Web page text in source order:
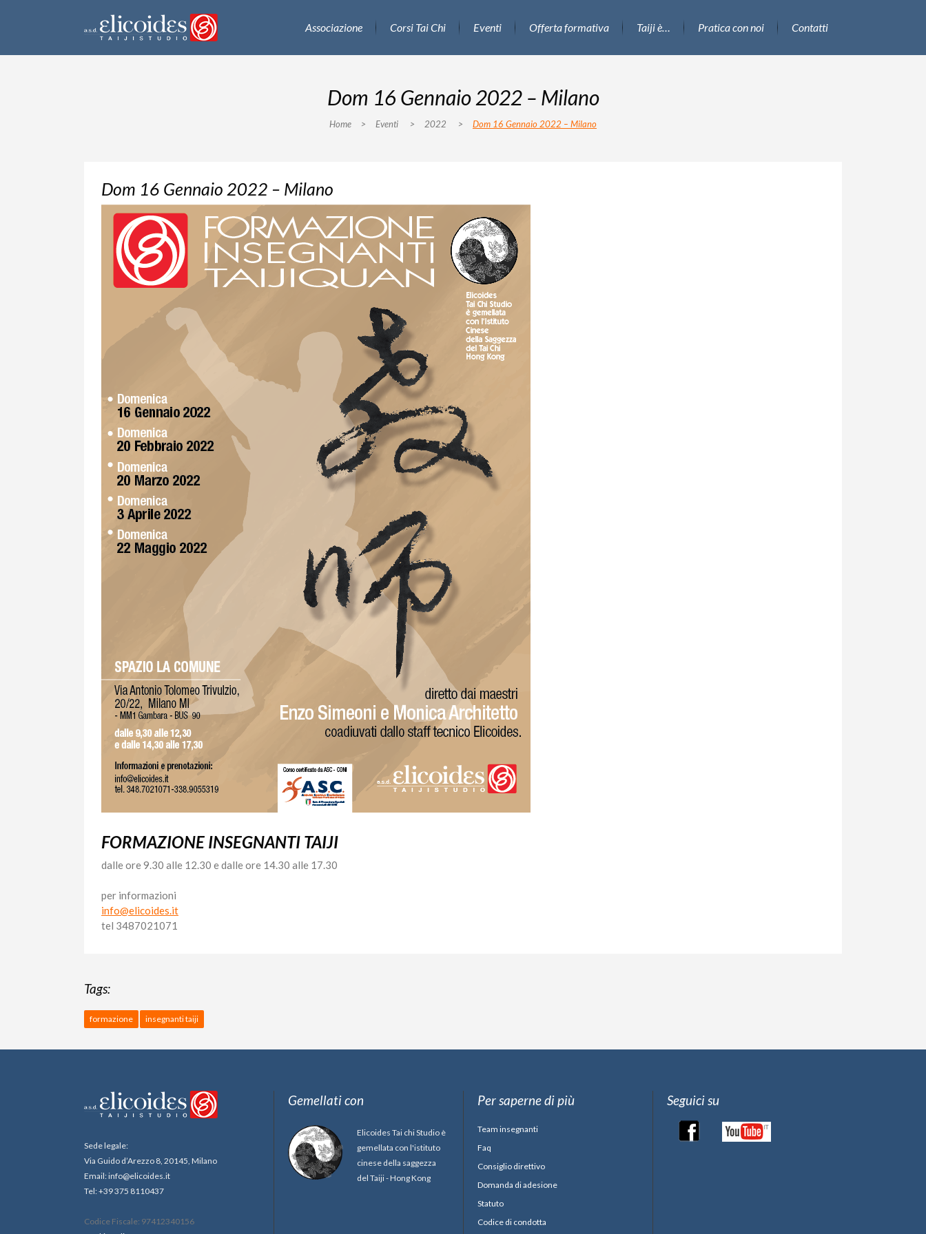
Associazione Corsi Tai Chi Eventi Offerta formativa Taiji è… Pratica con noi Contatti
Dom 16 Gennaio 2022 – Milano
Home > Eventi > 2022 > Dom 16 Gennaio 2022 – Milano
Dom 16 Gennaio 2022 – Milano
FORMAZIONE INSEGNANTI TAIJI
dalle ore 9.30 alle 12.30 e dalle ore 14.30 alle 17.30
per informazioni
info@elicoides.it
tel 3487021071
Tags:
formazione insegnanti taiji
Sede legale:
Via Guido d’Arezzo 8, 20145, Milano
Email: info@elicoides.it
Tel: +39 375 8110437
Codice Fiscale: 97412340156
Gemellati con
Elicoides Tai chi Studio è
gemellata con l'istituto
cinese della saggezza
del Taiji - Hong Kong
Per saperne di più
Team insegnanti
Faq
Consiglio direttivo
Domanda di adesione
Statuto
Codice di condotta
Seguici su